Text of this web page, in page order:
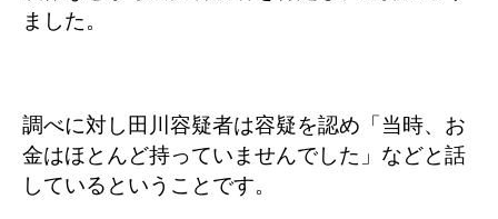
ました。
調べに対し田川容疑者は容疑を認め「当時、お
金はほとんど持っていませんでした」などと話
しているということです。